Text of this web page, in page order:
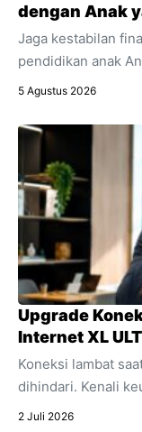
dengan Anak
Jaga kestabilan
pendidikan anak
asuransi penyakit
5 Agustus 2026
Upgrade
Internet XL
Koneksi lambat
dihindari. Kenali
5G+ yang
2 Juli 2026